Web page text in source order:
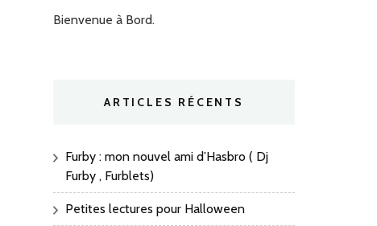
Bienvenue à Bord.
ARTICLES RÉCENTS
Furby : mon nouvel ami d’Hasbro ( Dj
Furby , Furblets)
Petites lectures pour Halloween